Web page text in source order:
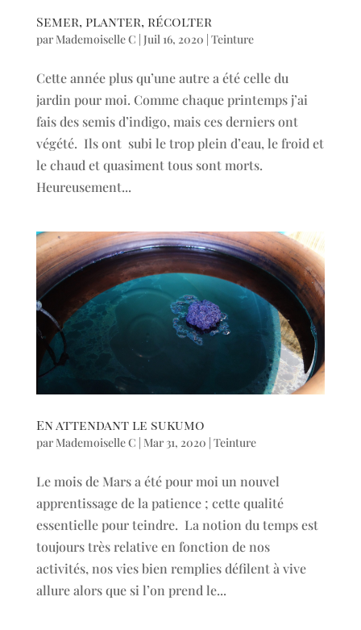
Semer, planter, récolter
par Mademoiselle C | Juil 16, 2020 | Teinture
Cette année plus qu’une autre a été celle du
jardin pour moi. Comme chaque printemps j’ai
fais des semis d’indigo, mais ces derniers ont
végété. Ils ont subi le trop plein d’eau, le froid et
le chaud et quasiment tous sont morts.
Heureusement...
En attendant le sukumo
par Mademoiselle C | Mar 31, 2020 | Teinture
Le mois de Mars a été pour moi un nouvel
apprentissage de la patience ; cette qualité
essentielle pour teindre. La notion du temps est
toujours très relative en fonction de nos
activités, nos vies bien remplies défilent à vive
allure alors que si l’on prend le...